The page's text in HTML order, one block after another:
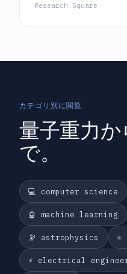
Research Square
カテゴリ別に閲覧
量子重力か
で。
💻 computer science
🤖 machine learning
🔭 astrophysics ⚛️
⚡ electrical